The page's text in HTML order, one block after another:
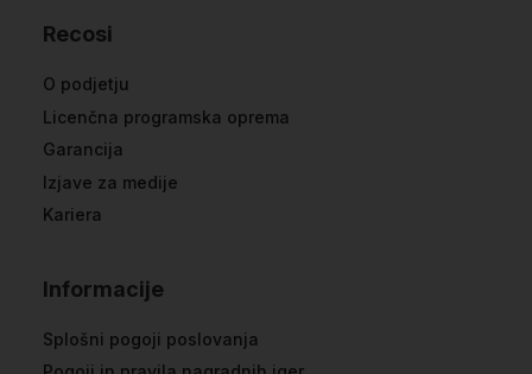
Recosi
O podjetju
Licenčna programska oprema
Garancija
Izjave za medije
Kariera
Informacije
Splošni pogoji poslovanja